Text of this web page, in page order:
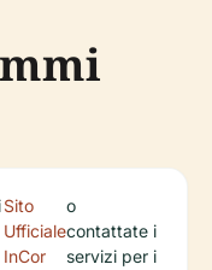
Sito
Ufficiale
InCor
o
contattate i
servizi per i